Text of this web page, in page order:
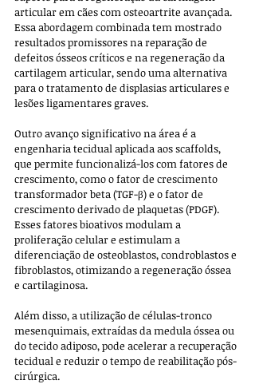
articular em cães com osteoartrite avançada.
Essa abordagem combinada tem mostrado
resultados promissores na reparação de
defeitos ósseos críticos e na regeneração da
cartilagem articular, sendo uma alternativa
para o tratamento de displasias articulares e
lesões ligamentares graves.
Outro avanço significativo na área é a
engenharia tecidual aplicada aos scaffolds,
que permite funcionalizá-los com fatores de
crescimento, como o fator de crescimento
transformador beta (TGF-β) e o fator de
crescimento derivado de plaquetas (PDGF).
Esses fatores bioativos modulam a
proliferação celular e estimulam a
diferenciação de osteoblastos, condroblastos e
fibroblastos, otimizando a regeneração óssea
e cartilaginosa.
Além disso, a utilização de células-tronco
mesenquimais, extraídas da medula óssea ou
do tecido adiposo, pode acelerar a recuperação
tecidual e reduzir o tempo de reabilitação pós-
cirúrgica.